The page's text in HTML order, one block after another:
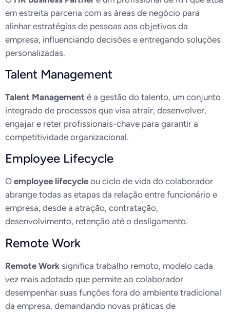
em estreita parceria com as áreas de negócio para
alinhar estratégias de pessoas aos objetivos da
empresa, influenciando decisões e entregando soluções
personalizadas.
Talent Management
Talent Management é a gestão do talento, um conjunto
integrado de processos que visa atrair, desenvolver,
engajar e reter profissionais-chave para garantir a
competitividade organizacional.
Employee Lifecycle
O employee lifecycle ou ciclo de vida do colaborador
abrange todas as etapas da relação entre funcionário e
empresa, desde a atração, contratação,
desenvolvimento, retenção até o desligamento.
Remote Work
Remote Work significa trabalho remoto, modelo cada
vez mais adotado que permite ao colaborador
desempenhar suas funções fora do ambiente tradicional
da empresa, demandando novas práticas de